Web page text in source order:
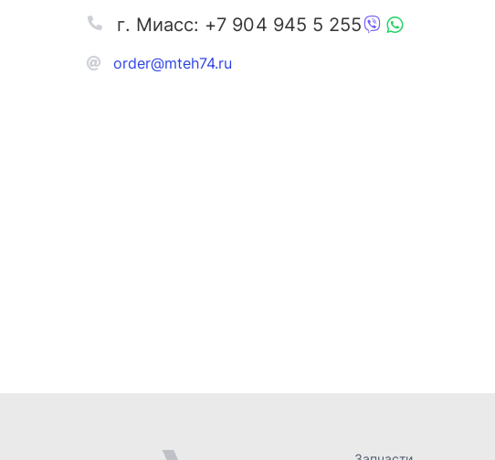
order@mteh74.ru
г. Миасс: +7 904 945 5 255